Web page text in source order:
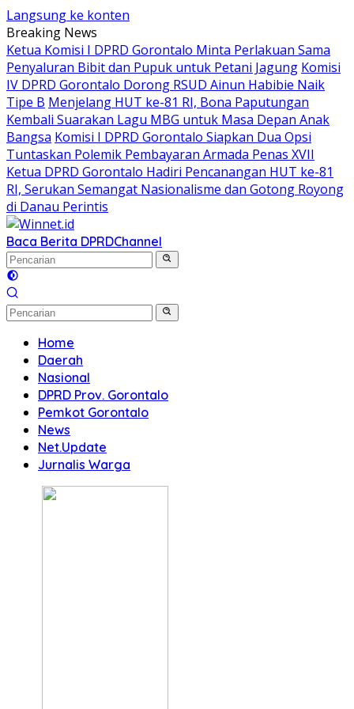
Langsung ke konten
Breaking News
Ketua Komisi I DPRD Gorontalo Minta Perlakuan Sama
Penyaluran Bibit dan Pupuk untuk Petani Jagung Komisi
IV DPRD Gorontalo Dorong RSUD Ainun Habibie Naik
Tipe B Menjelang HUT ke-81 RI, Bona Paputungan
Kembali Suarakan Lagu MBG untuk Masa Depan Anak
Bangsa Komisi I DPRD Gorontalo Siapkan Dua Opsi
Tuntaskan Polemik Pembayaran Armada Penas XVII
Ketua DPRD Gorontalo Hadiri Pencanangan HUT ke-81
RI, Serukan Semangat Nasionalisme dan Gotong Royong
di Danau Perintis
Baca Berita DPRDChannel
Home
Daerah
Nasional
DPRD Prov. Gorontalo
Pemkot Gorontalo
News
Net.Update
Jurnalis Warga